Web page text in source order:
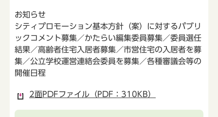
お知らせ
シティプロモーション基本方針（案）に対するパブリ
ックコメント募集／かたらい編集委員募集／委員選任
結果／高齢者住宅入居者募集／市営住宅の入居者を募
集／公立学校運営連絡会委員を募集／各種審議会等の
開催日程
2面PDFファイル（PDF：310KB）